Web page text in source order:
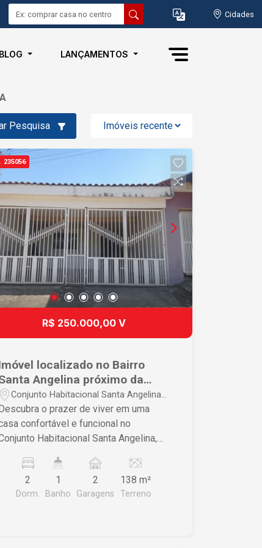
Cidades
BLOG LANÇAMENTOS
Pesquisa
235056
R$ 250.000,00 V
localizado no Bairro
Angelina próximo da
USP 2.
Conjunto Habitacional Santa Angelina -
São Carlos/SPo prazer de viver em uma
confortável e funcional no
Habitacional Santa Angelina,
tranquilidade. Características do Imóvel
• 2 dormitórios espaçosos oferecendo
conforto para sua família • Sala arejada
2
Dorm.
1
Banho
2
Garagens
138 m²
Terreno